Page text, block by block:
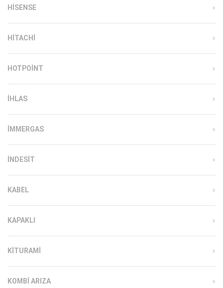
HISENSE
HITACHI
HOTPOINT
IHLAS
İMMERGAS
INDESIT
KABEL
KAPAKLI
KITURAMI
KOMBI ARIZA